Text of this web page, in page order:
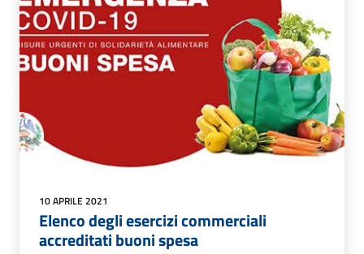
10 APRILE 2021
Elenco degli esercizi commerciali
accreditati buoni spesa